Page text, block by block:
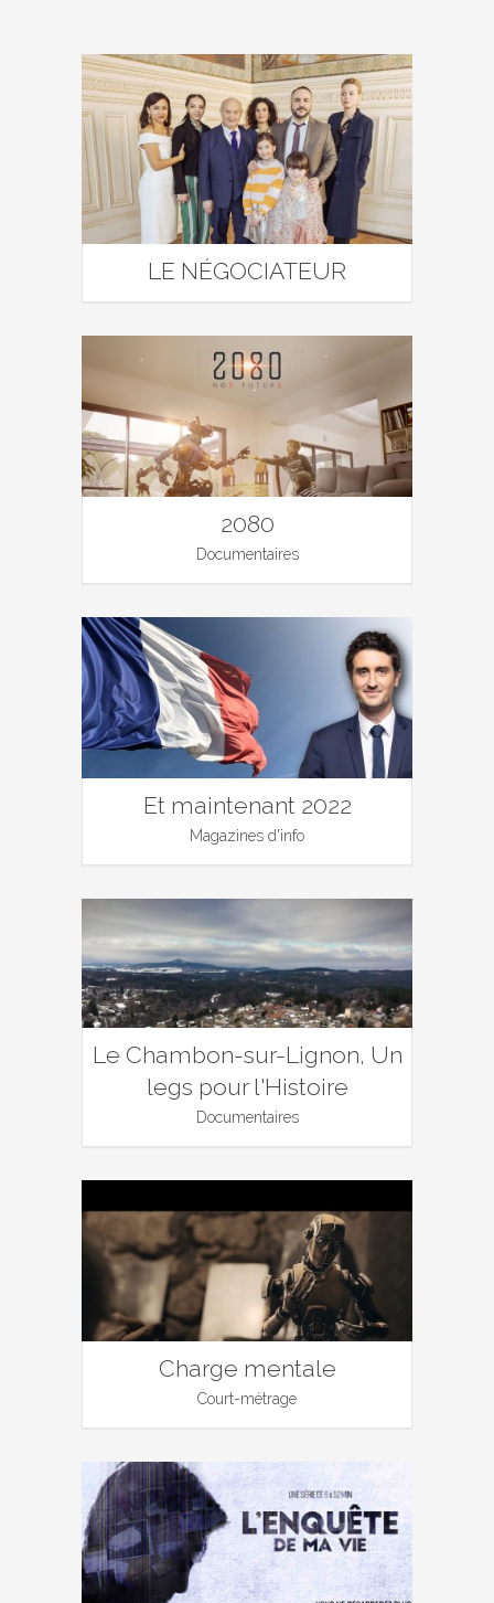
LE NÉGOCIATEUR
2080
Documentaires
Et maintenant 2022
Magazines d'info
Le Chambon-sur-Lignon, Un
legs pour l'Histoire
Documentaires
Charge mentale
Court-métrage